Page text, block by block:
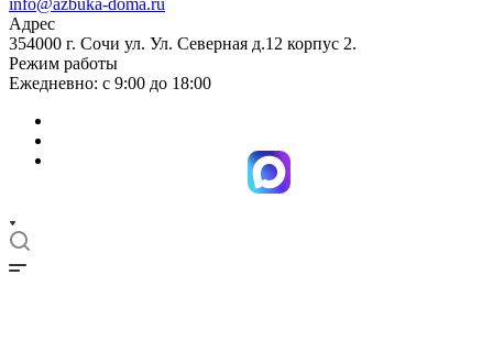
info@azbuka-doma.ru
Адрес
354000 г. Сочи ул. Ул. Северная д.12 корпус 2.
Режим работы
Ежедневно: с 9:00 до 18:00